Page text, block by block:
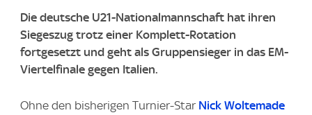
Die deutsche U21-Nationalmannschaft hat ihren
Siegeszug trotz einer Komplett-Rotation
fortgesetzt und geht als Gruppensieger in das EM-
Viertelfinale gegen Italien.
Ohne den bisherigen Turnier-Star Nick Woltemade